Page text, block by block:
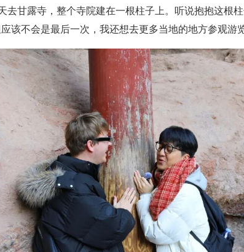
去甘露寺，整个寺院建在一根柱子上。听说抱抱这根
该不会是最后一次，我还想去更多当地的地方参观游